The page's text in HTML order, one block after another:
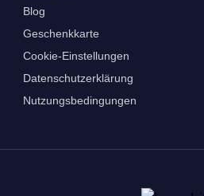
Blog
Geschenkkarte
Cookie-Einstellungen
Datenschutzerklärung
Nutzungsbedingungen